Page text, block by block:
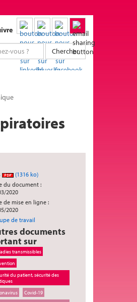
Chercher
(1316 ko)
du document :
2020
de mise en ligne :
2020
de travail
documents
sur
transmissibles
du patient, sécurité des
Covid-19